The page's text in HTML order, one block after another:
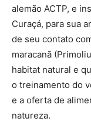
alemão ACTP, e
Curaçá, para sua
de seu contato
maracanã
habitat natural e
o treinamento do
e a oferta de
natureza.